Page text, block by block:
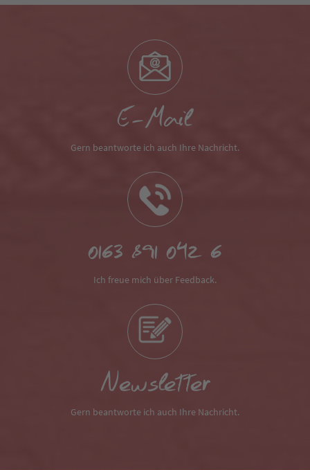
E-Mail
Gern beantworte ich auch Ihre Nachricht.
0163 891 042 6
Ich freue mich über Feedback.
Newsletter
Gern beantworte ich auch Ihre Nachricht.